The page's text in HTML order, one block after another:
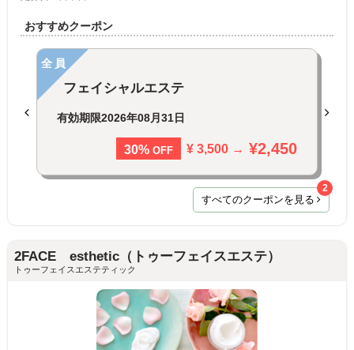
おすすめクーポン
全員
フェイシャルエステ
有効期限2026年08月31日
30% OFF ¥ 3,500 → ¥2,450
すべてのクーポンを見る
2
2FACE esthetic（トゥーフェイスエステ）
トゥーフェイスエステティック